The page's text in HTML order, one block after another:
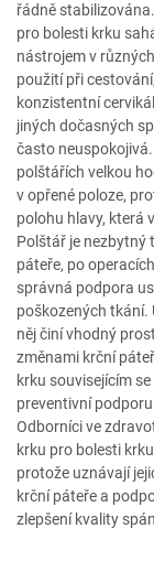
řádně
pro bolesti krku
nástrojem v
použití při
konzistentní
jiných dočasných
často
polštářích velkou
v opřené poloze,
polohu hlavy, která
Polštář je nezbytný
páteře, po
správná podpora
poškozených tkání.
něj činí vhodný
změnami krční
krku souvisejícím
preventivní
Odborníci ve
krku pro bolesti
protože uznávají
krční páteře a
zlepšení kvality